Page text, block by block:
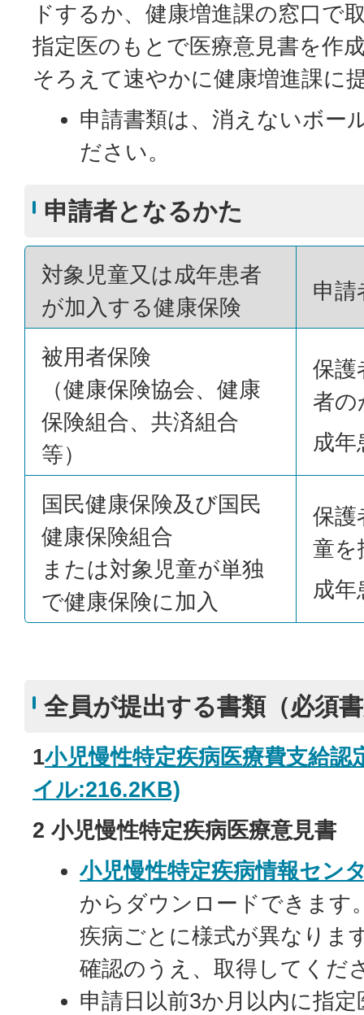
ドするか、健康増進課の窓口で
指定医のもとで医療意見書を作
そろえて速やかに健康増進課に
申請書類は、消えないボー
ださい。
申請者となるかた
対象児童又は成年患者
が加入する健康保険
申請
被用者保険
（健康保険協会、健康
保険組合、共済組合
等）
保護
者の
成年
国民健康保険及び国民
健康保険組合
または対象児童が単独
で健康保険に加入
保護
童を
成年
全員が提出する書類（必須
1小児慢性特定疾病医療費支給認
イル:216.2KB)
2 小児慢性特定疾病医療意見書
小児慢性特定疾病情報セン
からダウンロードできます
疾病ごとに様式が異なりま
確認のうえ、取得してくだ
申請日以前3か月以内に指